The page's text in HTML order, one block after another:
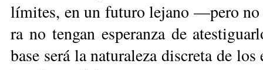
lí­mi­tes, en un fu­tu­ro le­ja­no —pe­ro no
ra no ten­gan es­pe­ran­za de
ba­se se­rá la na­tu­ra­le­za dis­cre­ta de